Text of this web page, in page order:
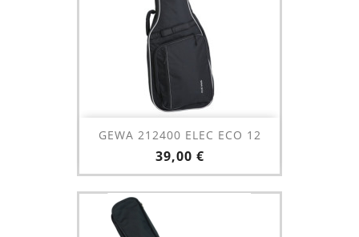
GEWA 212400 ELEC ECO 12
Prix
39,00 €